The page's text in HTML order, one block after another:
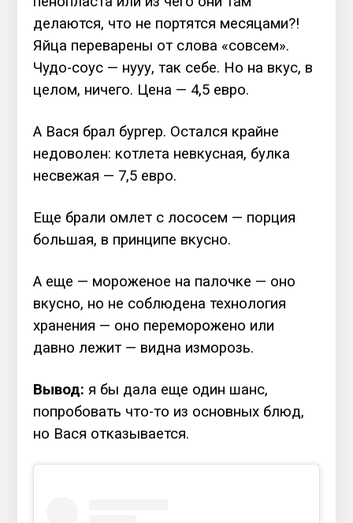
делаются, что не портятся месяцами?!
Яйца переварены от слова «совсем».
Чудо-соус — нууу, так себе. Но на вкус, в
целом, ничего. Цена — 4,5 евро.
А Вася брал бургер. Остался крайне
недоволен: котлета невкусная, булка
несвежая — 7,5 евро.
Еще брали омлет с лососем — порция
большая, в принципе вкусно.
А еще — мороженое на палочке — оно
вкусно, но не соблюдена технология
хранения — оно переморожено или
давно лежит — видна изморозь.
Вывод: я бы дала еще один шанс,
попробовать что-то из основных блюд,
но Вася отказывается.